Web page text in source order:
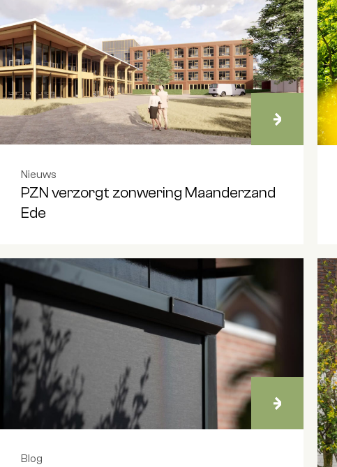
Nieuws
PZN verzorgt zonwering Maanderzand
Ede
Blog